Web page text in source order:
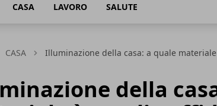
CASA LAVORO SALUTE
CASA Illuminazione della casa: a quale
della